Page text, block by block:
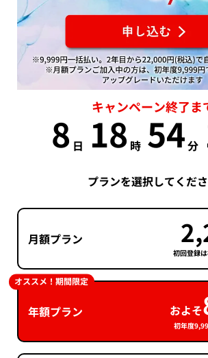
キャンペーン終了ま
8 日 18 時 54分
プランを選択してくだ
月額プラン
初回登録
年額プラン およそ
初年度
オススメ！期間限定